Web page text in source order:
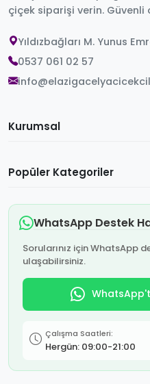
çiçek siparişi verin. Güvenli
Yıldızbağları M. Yunus
0537 061 02 57
Kurumsal
Popüler Kategoriler
WhatsApp Destek
Sorularınız için WhatsApp
ulaşabilirsiniz.
Çalışma Saatleri:
Hergün: 09:00-21:00